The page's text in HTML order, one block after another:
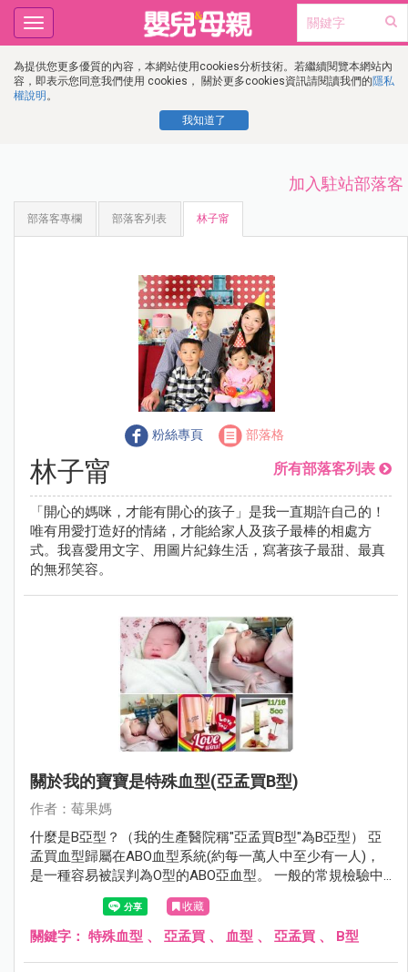
為提供您更多優質的內容，本網站使用cookies分析技術。若繼續閱覽本網站內
容，即表示您同意我們使用 cookies， 關於更多cookies資訊請閱讀我們的隱私
權說明 。
我知道了
Toggle
navigation
加入駐站部落客
部落客專欄 部落客列表 林子甯
粉絲專頁 部落格
林子甯 所有部落客列表
「開心的媽咪，才能有開心的孩子」是我一直期許自己的！
唯有用愛打造好的情緒，才能給家人及孩子最棒的相處方
式。我喜愛用文字、用圖片紀錄生活，寫著孩子最甜、最真
的無邪笑容。
關於我的寶寶是特殊血型(亞孟買B型)
作者：莓果媽
什麼是B亞型？（我的生產醫院稱"亞孟買B型"為B亞型） 亞
孟買血型歸屬在ABO血型系統(約每一萬人中至少有一人)，
是一種容易被誤判為O型的ABO亞血型。 一般的常規檢驗中
紅血球與抗A血清反應為A型； 與抗B血清反應為B型；兩者
皆有反應為AB型； 反之為O型，亞孟買血型的紅血球則不會
與抗A或抗B血清反應， 必須做進一步的檢驗，方可知正確
收藏
關鍵字： 特殊血型 、 亞孟買 、 血型 、 亞孟買 、 B型